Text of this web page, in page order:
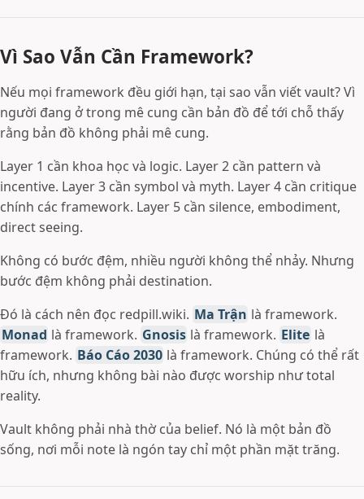
Vì Sao Vẫn Cần Framework?
Nếu mọi framework đều giới hạn, tại sao vẫn viết vault? Vì
người đang ở trong mê cung cần bản đồ để tới chỗ thấy
rằng bản đồ không phải mê cung.
Layer 1 cần khoa học và logic. Layer 2 cần pattern và
incentive. Layer 3 cần symbol và myth. Layer 4 cần critique
chính các framework. Layer 5 cần silence, embodiment,
direct seeing.
Không có bước đệm, nhiều người không thể nhảy. Nhưng
bước đệm không phải destination.
Đó là cách nên đọc redpill.wiki. Ma Trận là framework.
Monad là framework. Gnosis là framework. Elite là
framework. Báo Cáo 2030 là framework. Chúng có thể rất
hữu ích, nhưng không bài nào được worship như total
reality.
Vault không phải nhà thờ của belief. Nó là một bản đồ
sống, nơi mỗi note là ngón tay chỉ một phần mặt trăng.